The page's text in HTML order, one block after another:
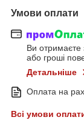
Умови оплати
Ви отримаєте
або гроші
Детальніше
Оплата на
Всі умови